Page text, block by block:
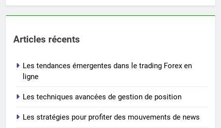
Articles récents
Les tendances émergentes dans le trading Forex en
ligne
Les techniques avancées de gestion de position
Les stratégies pour profiter des mouvements de news